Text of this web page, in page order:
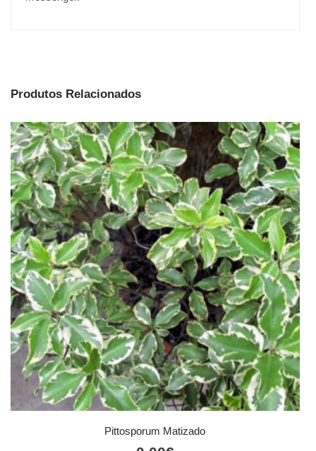
Produtos Relacionados
Pittosporum Matizado